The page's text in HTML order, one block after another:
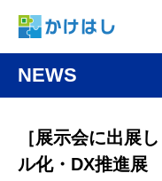
NEWS
［展示会に出展
ル化・DX推進展